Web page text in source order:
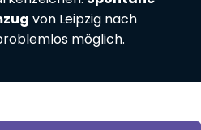
von Leipzig nach
möglich.